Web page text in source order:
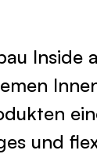
Inside
und